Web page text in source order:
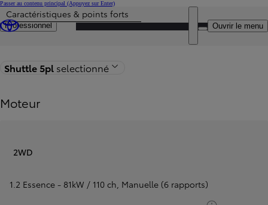
Passer au contenu principal (Appuyez sur Enter)
Particulier
Professionnel
DEALER NAME
Ouvrir le menu
Prix mis à jour Le prix de votre configuration est 22.500 €
Caractéristiques & points forts
Shuttle 5pl selectionné
Moteur
2WD
1.2 Essence - 81kW / 110 ch, Manuelle (6 rapports)